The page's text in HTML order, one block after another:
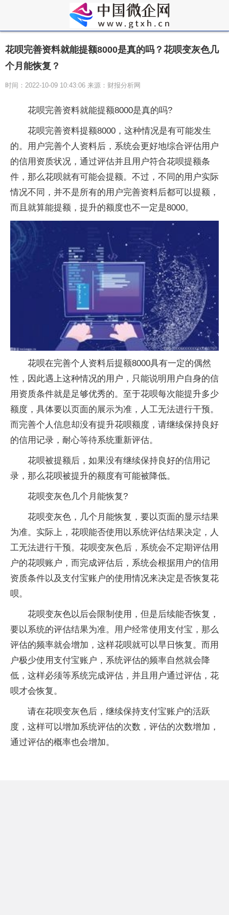
花呗完善资料就能提额8000是真的吗？花呗变灰色几
个月能恢复？
时间：2022-10-09 10:43:06 来源：财报分析网
花呗完善资料就能提额8000是真的吗?
花呗完善资料提额8000，这种情况是有可能发生
的。用户完善个人资料后，系统会更好地综合评估用户
的信用资质状况，通过评估并且用户符合花呗提额条
件，那么花呗就有可能会提额。不过，不同的用户实际
情况不同，并不是所有的用户完善资料后都可以提额，
而且就算能提额，提升的额度也不一定是8000。
花呗在完善个人资料后提额8000具有一定的偶然
性，因此遇上这种情况的用户，只能说明用户自身的信
用资质条件就是足够优秀的。至于花呗每次能提升多少
额度，具体要以页面的展示为准，人工无法进行干预。
而完善个人信息却没有提升花呗额度，请继续保持良好
的信用记录，耐心等待系统重新评估。
花呗被提额后，如果没有继续保持良好的信用记
录，那么花呗被提升的额度有可能被降低。
花呗变灰色几个月能恢复?
花呗变灰色，几个月能恢复，要以页面的显示结果
为准。实际上，花呗能否使用以系统评估结果决定，人
工无法进行干预。花呗变灰色后，系统会不定期评估用
户的花呗账户，而完成评估后，系统会根据用户的信用
资质条件以及支付宝账户的使用情况来决定是否恢复花
呗。
花呗变灰色以后会限制使用，但是后续能否恢复，
要以系统的评估结果为准。用户经常使用支付宝，那么
评估的频率就会增加，这样花呗就可以早日恢复。而用
户极少使用支付宝账户，系统评估的频率自然就会降
低，这样必须等系统完成评估，并且用户通过评估，花
呗才会恢复。
请在花呗变灰色后，继续保持支付宝账户的活跃
度，这样可以增加系统评估的次数，评估的次数增加，
通过评估的概率也会增加。